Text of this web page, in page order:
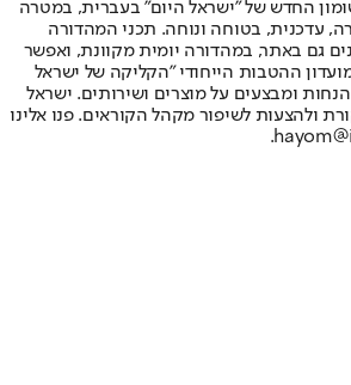
החדש של "ישראל היום" בעברית, במטרה
עדכנית, בטוחה ונוחה. תכני המהדורה
גם באתר, במהדורה יומית מקוונת, ואפשר
ההטבות הייחודי "הקליקה של ישראל
ומבצעים על מוצרים ושירותים. ישראל
ולהצעות לשיפור מקהל הקוראים. פנו אלינו